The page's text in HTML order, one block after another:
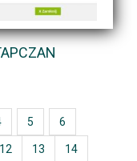
5 6
12 13 14